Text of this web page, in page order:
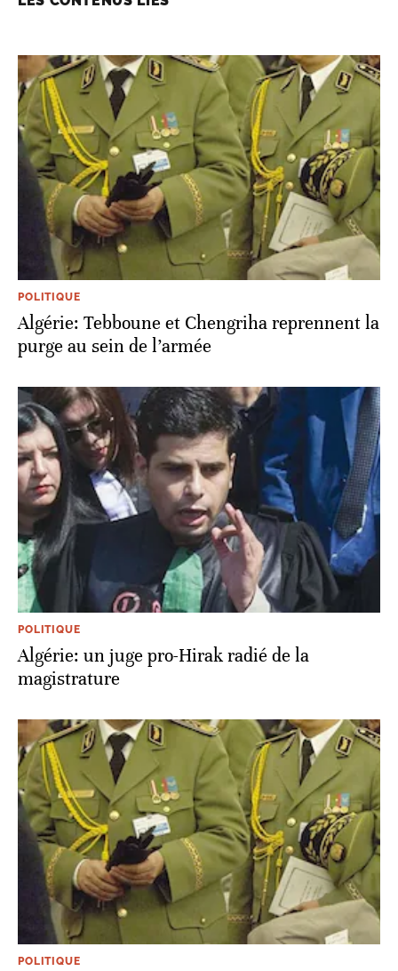
POLITIQUE
Algérie: Tebboune et Chengriha reprennent la
purge au sein de l’armée
POLITIQUE
Algérie: un juge pro-Hirak radié de la
magistrature
POLITIQUE